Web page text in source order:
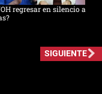
regresar en silencio a
SIGUIENTE